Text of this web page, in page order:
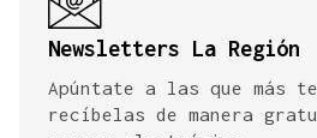
Newsletters La Región
Apúntate a las que más
recíbelas de manera